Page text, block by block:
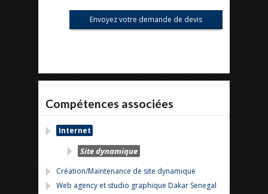
Compétences associées
Internet
Site dynamique
Création/Maintenance de site dynamique
Web agency et studio graphique Dakar Senegal